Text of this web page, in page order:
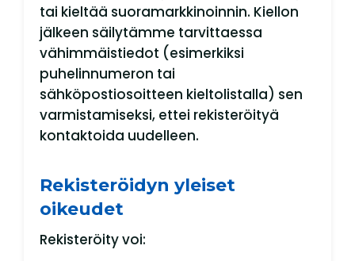
tai kieltää suoramarkkinoinnin. Kiellon
jälkeen säilytämme tarvittaessa
vähimmäistiedot (esimerkiksi
puhelinnumeron tai
sähköpostiosoitteen kieltolistalla) sen
varmistamiseksi, ettei rekisteröityä
kontaktoida uudelleen.
Rekisteröidyn yleiset
oikeudet
Rekisteröity voi: